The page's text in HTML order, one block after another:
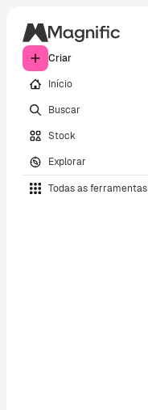
Criar
Início
Buscar
Stock
Explorar
Todas as ferramentas